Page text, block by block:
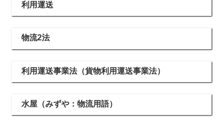
利用運送
物流2法
利用運送事業法（貨物利用運送事業法）
水屋（みずや：物流用語）